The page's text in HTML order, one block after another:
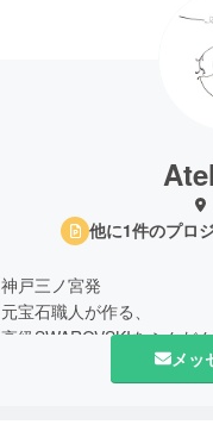
他に1件のプロ
神戸三ノ宮発
元宝石職人が作る、
高級SWAROVSKIをふんだ
上品でラグジュアリーなア
でございます。
メッ